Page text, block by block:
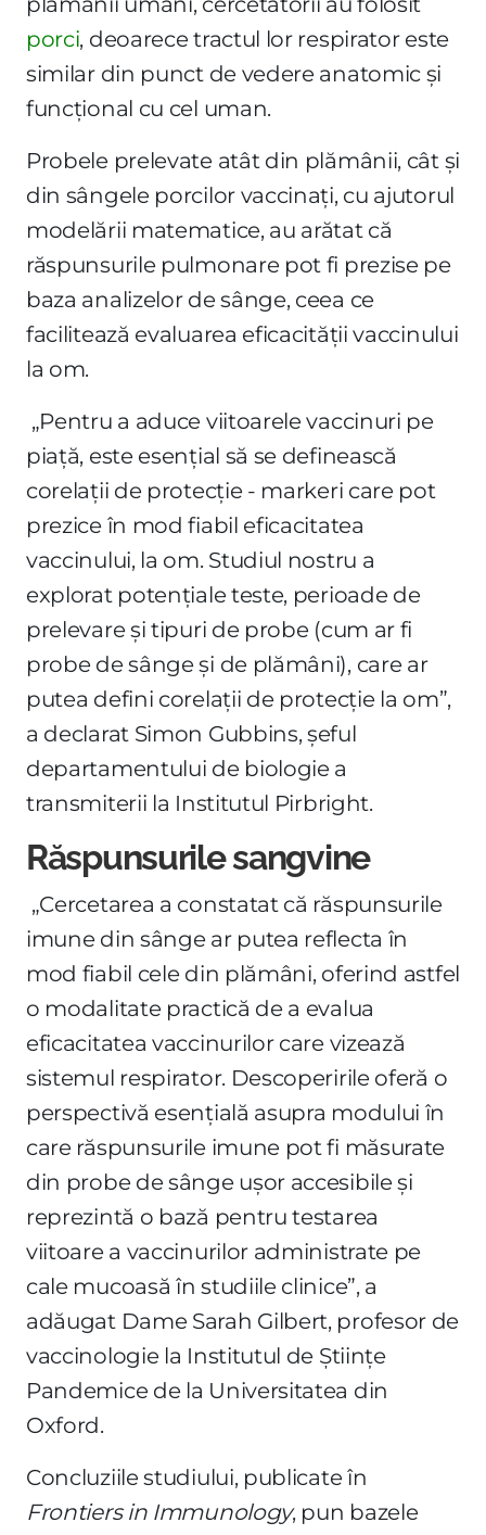
porci, deoarece tractul lor respirator este
similar din punct de vedere anatomic și
funcțional cu cel uman.
Probele prelevate atât din plămânii, cât și
din sângele porcilor vaccinați, cu ajutorul
modelării matematice, au arătat că
răspunsurile pulmonare pot fi prezise pe
baza analizelor de sânge, ceea ce
facilitează evaluarea eficacității vaccinului
la om.
„Pentru a aduce viitoarele vaccinuri pe
piață, este esențial să se definească
corelații de protecție - markeri care pot
prezice în mod fiabil eficacitatea
vaccinului, la om. Studiul nostru a
explorat potențiale teste, perioade de
prelevare și tipuri de probe (cum ar fi
probe de sânge și de plămâni), care ar
putea defini corelații de protecție la om”,
a declarat Simon Gubbins, șeful
departamentului de biologie a
transmiterii la Institutul Pirbright.
Răspunsurile sangvine
„Cercetarea a constatat că răspunsurile
imune din sânge ar putea reflecta în
mod fiabil cele din plămâni, oferind astfel
o modalitate practică de a evalua
eficacitatea vaccinurilor care vizează
sistemul respirator. Descoperirile oferă o
perspectivă esențială asupra modului în
care răspunsurile imune pot fi măsurate
din probe de sânge ușor accesibile și
reprezintă o bază pentru testarea
viitoare a vaccinurilor administrate pe
cale mucoasă în studiile clinice”, a
adăugat Dame Sarah Gilbert, profesor de
vaccinologie la Institutul de Științe
Pandemice de la Universitatea din
Oxford.
Concluziile studiului, publicate în
Frontiers in Immunology, pun bazele